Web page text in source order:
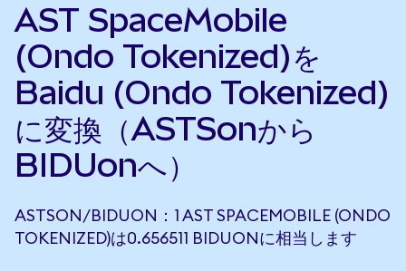
AST SpaceMobile
(Ondo Tokenized)を
Baidu (Ondo Tokenized)
に変換（ASTSonから
BIDUonへ）
ASTSON/BIDUON：1 AST SPACEMOBILE (ONDO
TOKENIZED)は0.656511 BIDUONに相当します